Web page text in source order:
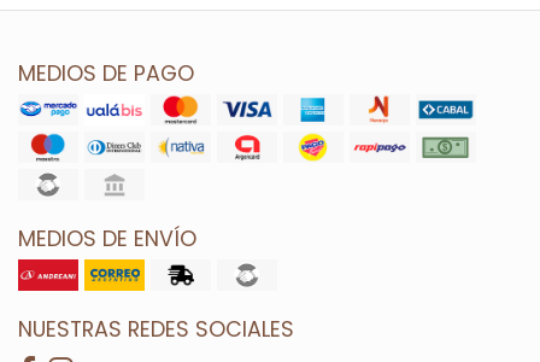
MEDIOS DE PAGO
MEDIOS DE ENVÍO
NUESTRAS REDES SOCIALES